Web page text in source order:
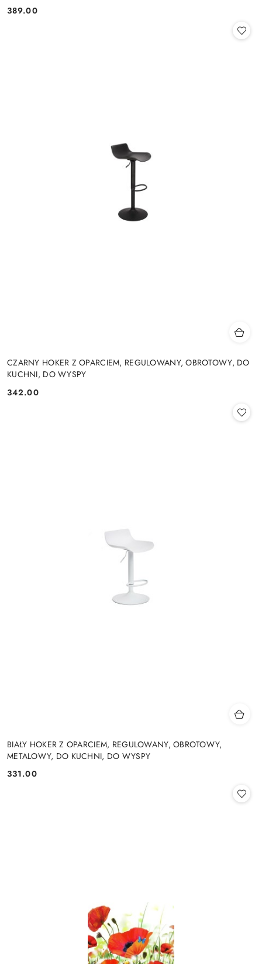
Cena:
389.00
CZARNY HOKER Z OPARCIEM, REGULOWANY, OBROTOWY, DO
KUCHNI, DO WYSPY
Cena:
342.00
BIAŁY HOKER Z OPARCIEM, REGULOWANY, OBROTOWY,
METALOWY, DO KUCHNI, DO WYSPY
Cena:
331.00